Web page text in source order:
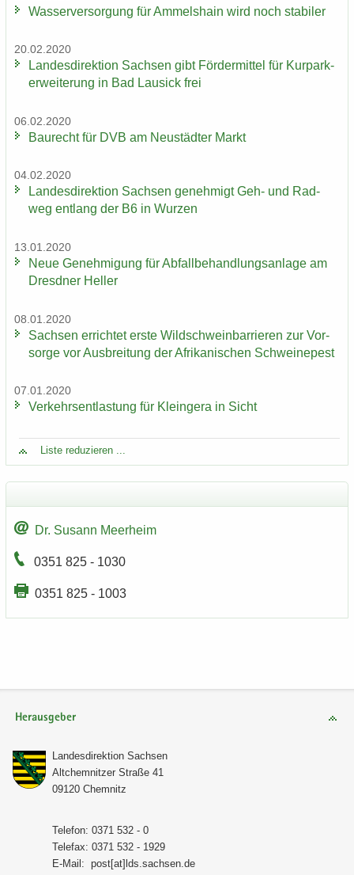
Was­ser­ver­sor­gung für Am­mels­hain wird noch sta­bi­ler
20.02.2020
Lan­des­di­rek­ti­on Sach­sen gibt För­der­mit­tel für Kur­park­
erwei­te­rung in Bad Lau­sick frei
06.02.2020
Bau­recht für DVB am Neu­städ­ter Markt
04.02.2020
Lan­des­di­rek­ti­on Sach­sen ge­neh­migt Geh- und Rad­
weg ent­lang der B6 in Wur­zen
13.01.2020
Neue Ge­neh­mi­gung für Ab­fall­be­hand­lungs­an­la­ge am
Dresd­ner Hel­ler
08.01.2020
Sach­sen er­rich­tet erste Wild­schwein­bar­rie­ren zur Vor­
sor­ge vor Aus­brei­tung der Afri­ka­ni­schen Schwei­ne­pest
07.01.2020
Ver­kehrs­ent­las­tung für Klein­ge­ra in Sicht
Liste re­du­zie­ren ...
Dr. Su­sann Meer­heim
0351 825 - 1030
0351 825 - 1003
Herausgeber
Lan­des­di­rek­ti­on Sach­sen
Alt­chem­nit­zer Stra­ße 41
09120 Chem­nitz
Te­le­fon: 0371 532 - 0
Te­le­fax: 0371 532 - 1929
E-​Mail: post[at]lds.sach­sen.de